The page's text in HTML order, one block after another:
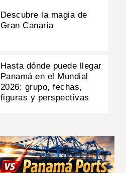
Descubre la magia de
Gran Canaria
Hasta dónde puede llegar
Panamá en el Mundial
2026: grupo, fechas,
figuras y perspectivas